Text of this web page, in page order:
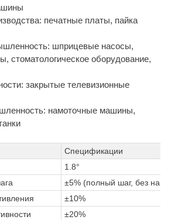
печатные платы, пайка
шприцевые насосы,
стоматологическое оборудование,
закрытые телевизионные
намоточные машины,
Спецификации
1.8°
±5% (полный шаг, без
±10%
±20%